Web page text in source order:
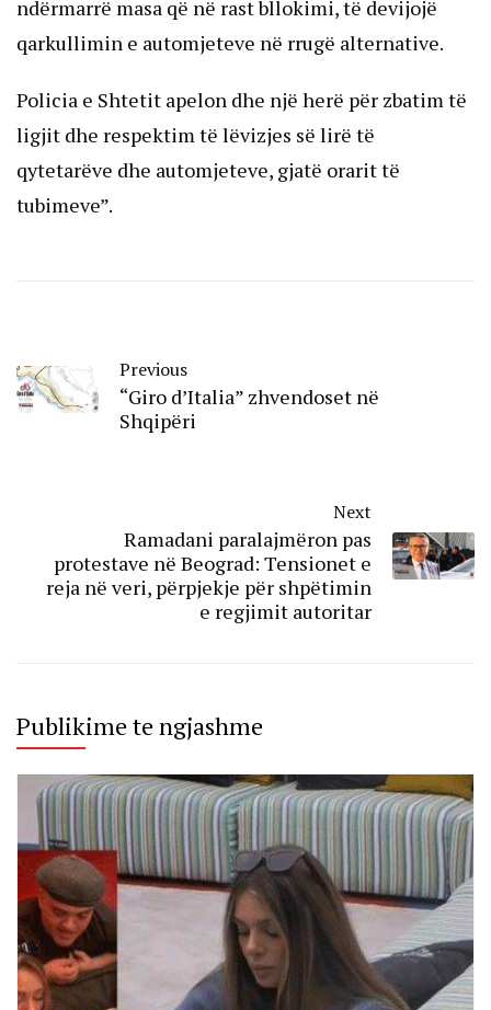
ndërmarrë masa që në rast bllokimi, të devijojë
qarkullimin e automjeteve në rrugë alternative.
Policia e Shtetit apelon dhe një herë për zbatim të
ligjit dhe respektim të lëvizjes së lirë të
qytetarëve dhe automjeteve, gjatë orarit të
tubimeve”.
Previous
“Giro d’Italia” zhvendoset në
Shqipëri
Next
Ramadani paralajmëron pas
protestave në Beograd: Tensionet e
reja në veri, përpjekje për shpëtimin
e regjimit autoritar
Publikime te ngjashme